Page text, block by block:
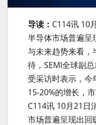
导读： C114讯 10
半导体市场普遍呈
与未来趋势来看，
待，SEMI全球副
受采访时表示，
15-20%的增长，
C114讯 10月21日
市场普遍呈现出回